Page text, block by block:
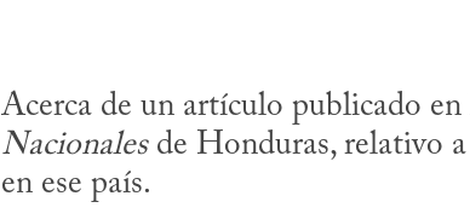
Acerca de un artículo publicado en
Nacionales de Honduras, relativo a
en ese país.